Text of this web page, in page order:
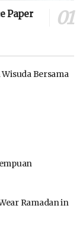
Paper
Bersama
Ramadan in